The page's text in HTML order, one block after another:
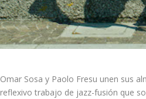
Omar Sosa y Paolo Fresu unen sus
reflexivo trabajo de jazz-fusión que